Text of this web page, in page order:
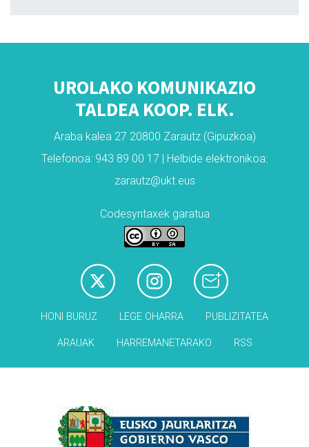
UROLAKO KOMUNIKAZIO
TALDEA KOOP. ELK.
Araba kalea 27 20800 Zarautz (Gipuzkoa)
Telefonoa: 943 89 00 17 | Helbide elektronikoa:
zarautz@ukt.eus
Codesyntaxek garatua
HONI BURUZ LEGE OHARRA PUBLIZITATEA
ARAUAK HARREMANETARAKO RSS